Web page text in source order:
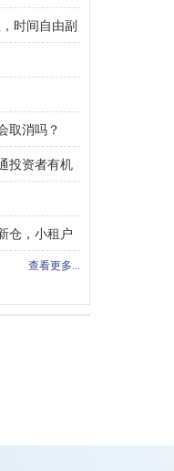
时间自由副
取消吗？
投资者有机
仓，小租户
查看更多...